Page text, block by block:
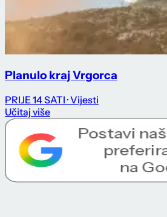
Planulo kraj Vrgorca
PRIJE 14 SATI · Vijesti
Učitaj više